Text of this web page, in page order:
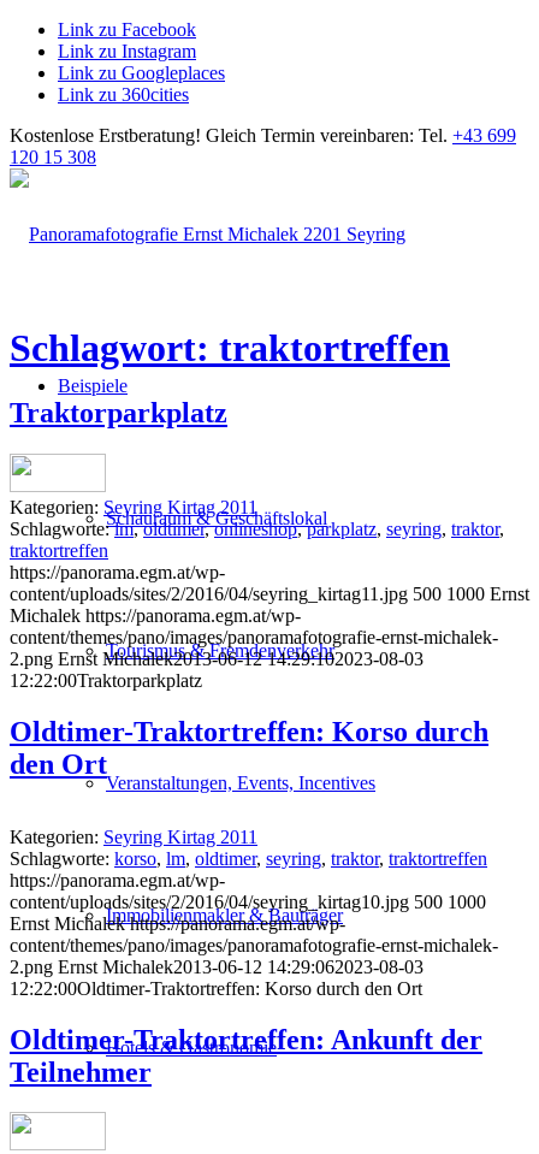
Link zu Facebook
Link zu Instagram
Link zu Googleplaces
Link zu 360cities
Kostenlose Erstberatung! Gleich Termin vereinbaren: Tel. +43 699
120 15 308
Beispiele
Schauraum & Geschäftslokal
Tourismus & Fremdenverkehr
Veranstaltungen, Events, Incentives
Immobilienmakler & Bauträger
Hotels & Gastronomie
Schlagwort: traktortreffen
Traktorparkplatz
Kategorien: Seyring Kirtag 2011
Schlagworte:lm,oldtimer,onlineshop,parkplatz, seyring, traktor,
traktortreffen
https://panorama.egm.at/wp-
content/uploads/sites/2/2016/04/seyring_kirtag11.jpg 500 1000 Ernst
Michalek https://panorama.egm.at/wp-
content/themes/pano/images/panoramafotografie-ernst-michalek-
2.png Ernst Michalek2013-06-12 14:29:102023-08-03
12:22:00Traktorparkplatz
Oldtimer-Traktortreffen: Korso durch
den Ort
Kategorien: Seyring Kirtag 2011
Schlagworte: korso, lm, oldtimer, seyring, traktor, traktortreffen
https://panorama.egm.at/wp-
content/uploads/sites/2/2016/04/seyring_kirtag10.jpg 500 1000
Ernst Michalek https://panorama.egm.at/wp-
content/themes/pano/images/panoramafotografie-ernst-michalek-
2.png Ernst Michalek2013-06-12 14:29:062023-08-03
12:22:00Oldtimer-Traktortreffen: Korso durch den Ort
Oldtimer-Traktortreffen: Ankunft der
Teilnehmer